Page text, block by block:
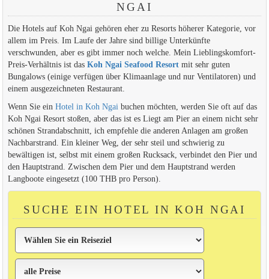
NGAI
Die Hotels auf Koh Ngai gehören eher zu Resorts höherer Kategorie, vor
allem im Preis. Im Laufe der Jahre sind billige Unterkünfte
verschwunden, aber es gibt immer noch welche. Mein Lieblingskomfort-
Preis-Verhältnis ist das Koh Ngai Seafood Resortmit sehr guten
Bungalows (einige verfügen über Klimaanlage und nur Ventilatoren) und
einem ausgezeichneten Restaurant.
Wenn Sie ein Hotel in Koh Ngai buchen möchten, werden Sie oft auf das
Koh Ngai Resort stoßen, aber das ist es Liegt am Pier an einem nicht sehr
schönen Strandabschnitt, ich empfehle die anderen Anlagen am großen
Nachbarstrand. Ein kleiner Weg, der sehr steil und schwierig zu
bewältigen ist, selbst mit einem großen Rucksack, verbindet den Pier und
den Hauptstrand. Zwischen dem Pier und dem Hauptstrand werden
Langboote eingesetzt (100 THB pro Person).
SUCHE EIN HOTEL IN KOH NGAI